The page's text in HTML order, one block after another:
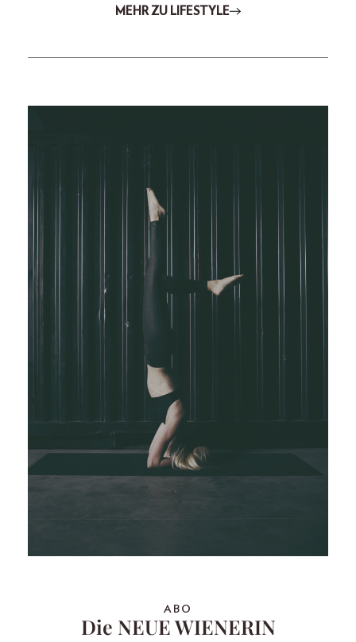
MEHR ZU LIFESTYLE
ABO
Die NEUE WIENERIN